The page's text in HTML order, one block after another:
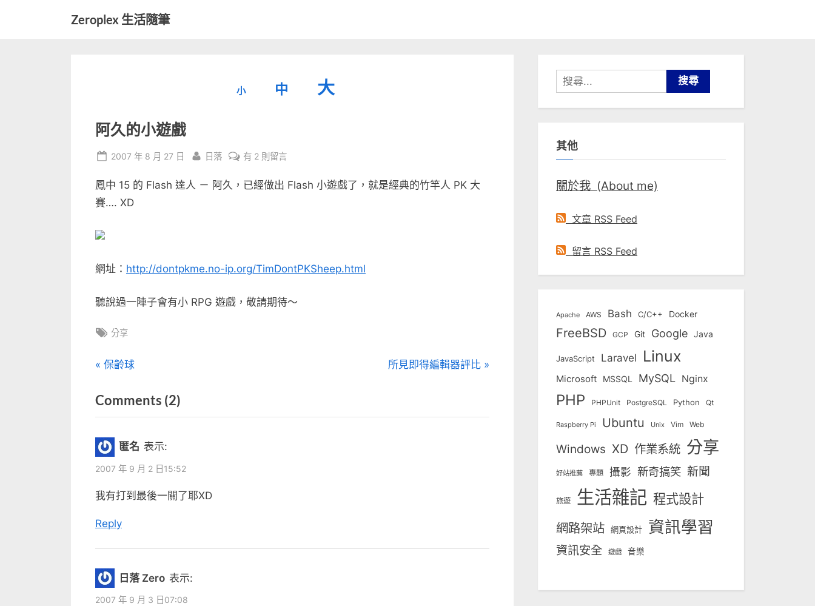
Zeroplex 生活隨筆
小
小
小。
中
重
大
大
型
阿久的小遊戲
Posted
2007 年 8 月 27 日 By
日落
在
久
有 2 則留言
鳳中 15 的 Flash 達人 － 阿久，已經做出 Flash 小遊戲了，就是經典的竹竿人 PK 大
賽…. XD
網址： http://dontpkme.no-ip.org/TimDontPKSheep.html
聽說過一陣子會有小 RPG 遊戲，敬請期待～
Tags:
分享
文
章
導
覽
P
e
v
o
u
P
o
:
保齡球
N
t
所見即得編輯器評比
Comments (2)
“阿
遊
匿名 表示:
2007 年 9 月 2 日15:52
我有打到最後一關了耶XD
Reply
日落 Zero 表示:
2007 年 9 月 3 日07:08
搜
尋
關
字:
其他
關於我 (About me)
文章 RSS Feed
留言 RSS Feed
Apache AWS Bash C/C++ Docker
FreeBSD GCP Git Google Java
JavaScript Laravel Linux
Microsoft MSSQL MySQL Nginx
PHP PHPUnit PostgreSQL Python Qt
Raspberry Pi Ubuntu Unix Vim Web
Windows XD 作業系統 分享
好站推薦 專題 攝影 新奇搞笑 新聞
旅遊 生活雜記 程式設計
網路架站 網頁設計 資訊學習
資訊安全 遊戲 音樂